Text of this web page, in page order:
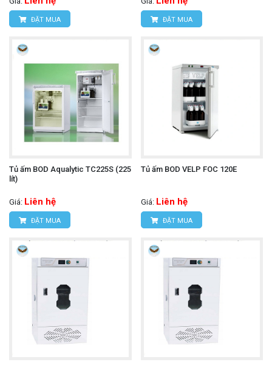
ĐẶT MUA ĐẶT MUA
Tủ ấm BOD Aqualytic TC225S (225
lít)
Giá: Liên hệ
ĐẶT MUA
Tủ ấm BOD VELP FOC 120E
Giá: Liên hệ
ĐẶT MUA